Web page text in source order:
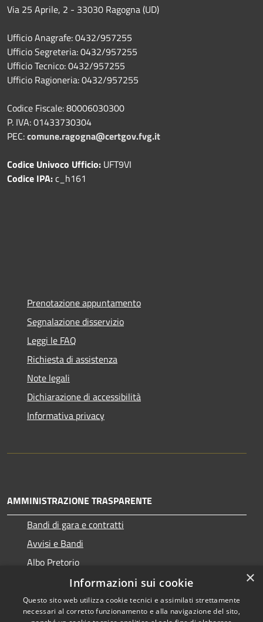
Via 25 Aprile, 2 - 33030 Ragogna (UD)
Ufficio Anagrafe: 0432/957255
Ufficio Segreteria: 0432/957255
Ufficio Tecnico: 0432/957255
Ufficio Ragioneria: 0432/957255
Codice Fiscale: 80006030300
P. IVA: 01433730304
PEC:comune.ragogna@certgov.fvg.it
Codice Univoco Ufficio: UFT9VI
Codice IPA:c_h161
Prenotazione appuntamento
Segnalazione disservizio
Leggi le FAQ
Richiesta di assistenza
Note legali
Dichiarazione di accessibilità
Informativa privacy
AMMINISTRAZIONE TRASPARENTE
Bandi di gara e contratti
Avvisi e Bandi
Albo Pretorio
×
Informazioni sui cookie
Questo sito web utilizza cookie tecnici e assimilati strettamente
necessari al corretto funzionamento e alla navigazione del sito,